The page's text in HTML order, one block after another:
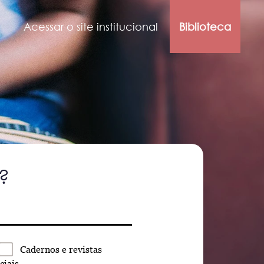
Acessar o site institucional Biblioteca
Cadernos e revistas